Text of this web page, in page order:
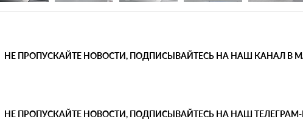
НЕ ПРОПУСКАЙТЕ НОВОСТИ, ПОДПИСЫВАЙТЕСЬ НА НАШ КАНАЛ В
НЕ ПРОПУСКАЙТЕ НОВОСТИ, ПОДПИСЫВАЙТЕСЬ НА НАШ